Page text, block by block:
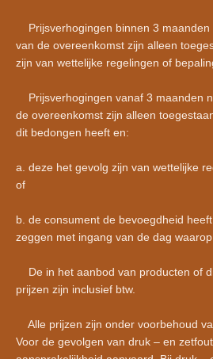
Prijsverhogingen binnen 3 maanden
van de overeenkomst zijn alleen
zijn van wettelijke regelingen of
Prijsverhogingen vanaf 3 maanden
de overeenkomst zijn alleen
dit bedongen heeft en:
a. deze het gevolg zijn van wettelijke
of
b. de consument de bevoegdheid
zeggen met ingang van de dag
De in het aanbod van producten of
prijzen zijn inclusief btw.
Alle prijzen zijn onder voorbehoud
Voor de gevolgen van druk – en